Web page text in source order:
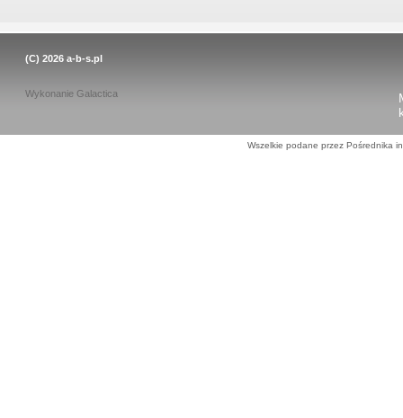
(C) 2026 a-b-s.pl
Wykonanie Galactica
Wszelkie podane przez Pośrednika